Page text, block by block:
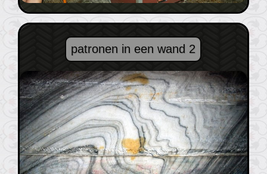
patronen in een wand 2